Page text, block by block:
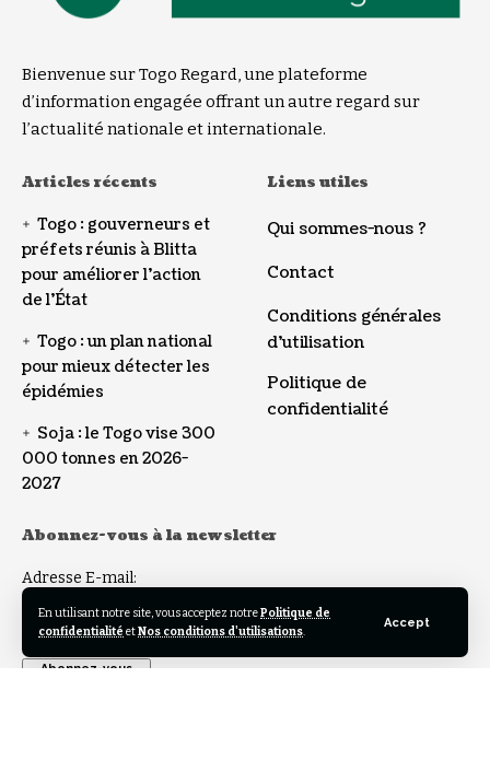
En utilisant notre site, vous acceptez notrePolitique de
confidentialité etNos conditions d'utilisations.
Accept
Bienvenue sur Togo Regard, une plateforme
d’information engagée offrant un autre regard sur
l’actualité nationale et internationale.
Articles récents
Togo : gouverneurs et
préfets réunis à Blitta
pour améliorer l’action
de l’État
Togo : un plan national
pour mieux détecter les
épidémies
Soja : le Togo vise 300
000 tonnes en 2026-
2027
Liens utiles
Qui sommes-nous ?
Contact
Conditions générales
d’utilisation
Politique de
confidentialité
Abonnez-vous à la newsletter
Adresse E-mail: